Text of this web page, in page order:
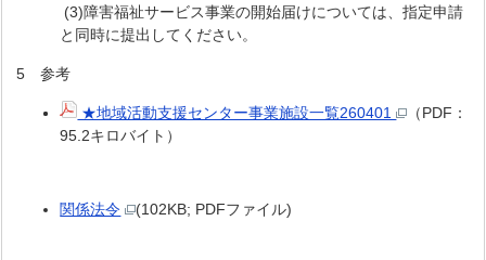
(3)障害福祉サービス事業の開始届けについては、指定申請
と同時に提出してください。
5 参考
★地域活動支援センター事業施設一覧260401
（PDF：
95.2キロバイト）
関係法令 (102KB; PDFファイル)